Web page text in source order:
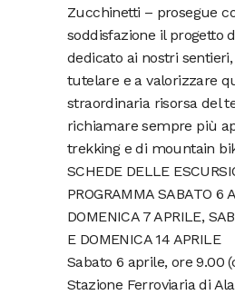
Zucchinetti – prosegue
soddisfazione il progetto
dedicato ai nostri
tutelare e a valorizzare
straordinaria risorsa del
richiamare sempre più
trekking e di mountain
SCHEDE DELLE
PROGRAMMA SABATO 6
DOMENICA 7 APRILE,
E DOMENICA 14 APRILE
Sabato 6 aprile, ore 9.00
Stazione Ferroviaria di